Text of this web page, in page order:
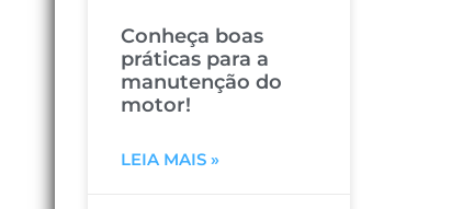
Conheça boas
práticas para a
manutenção do
motor!
LEIA MAIS »